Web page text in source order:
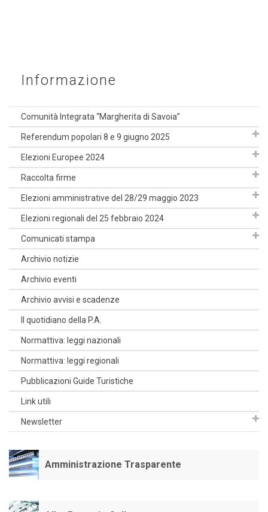
Informazione
Comunità Integrata “Margherita di Savoia”
Referendum popolari 8 e 9 giugno 2025
Elezioni Europee 2024
Raccolta firme
Elezioni amministrative del 28/29 maggio 2023
Elezioni regionali del 25 febbraio 2024
Comunicati stampa
Archivio notizie
Archivio eventi
Archivio avvisi e scadenze
Il quotidiano della P.A.
Normattiva: leggi nazionali
Normattiva: leggi regionali
Pubblicazioni Guide Turistiche
Link utili
Newsletter
Amministrazione Trasparente